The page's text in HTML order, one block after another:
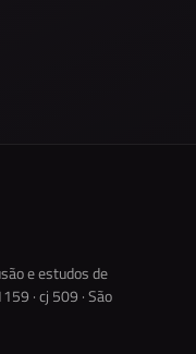
e estudos de
· cj 509 · São